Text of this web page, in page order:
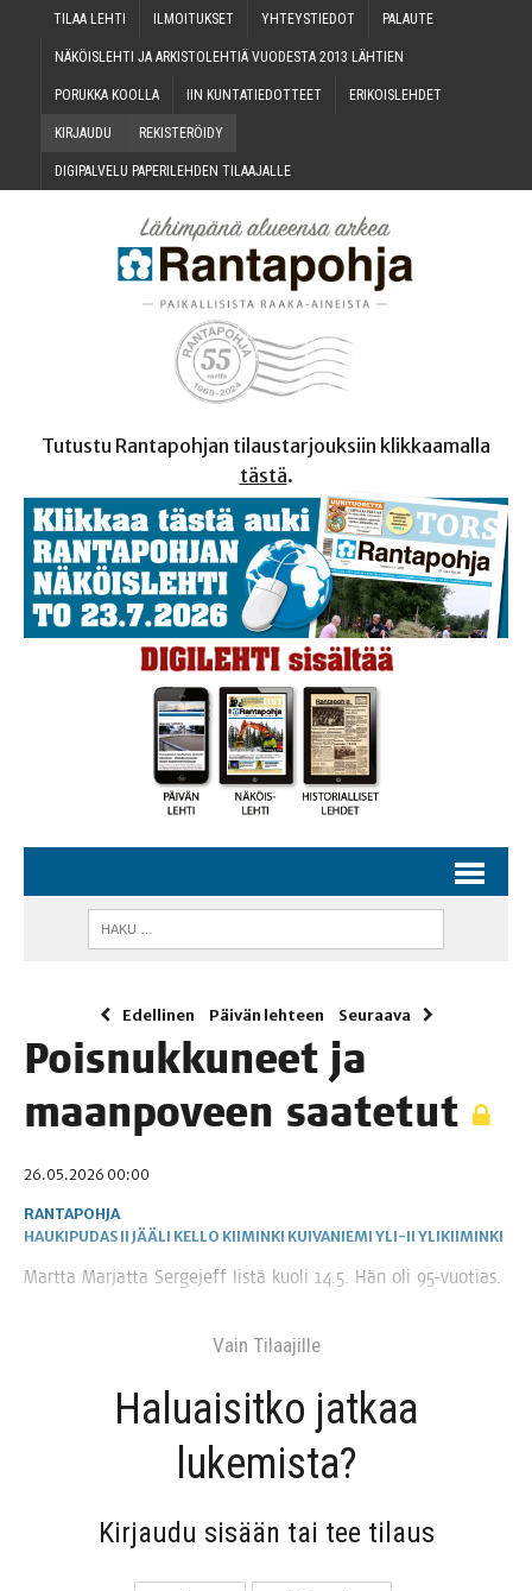
TILAA LEH­TI ILMOI­TUK­SET YHTEYS­TIE­DOT PALAU­TE
NÄKÖIS­LEH­TI JA ARKIS­TO­LEH­TIÄ VUO­DES­TA 2013 LÄHTIEN
PORUK­KA KOOLLA IIN KUN­TA­TIE­DOT­TEET ERI­KOIS­LEH­DET
KIR­JAU­DU REKIS­TE­RÖI­DY
DIGI­PAL­VE­LU PAPE­RI­LEH­DEN TILAAJALLE
Tutustu Rantapohjan tilaustarjouksiin klikkaamalla
tästä.
Edellinen Päivän lehteen Seuraava
Pois­nuk­ku­neet ja
maan­po­veen saatetut
26.05.2026 00:00
RANTAPOHJA
HAUKIPUDAS II JÄÄLI KELLO KIIMINKI KUIVANIEMI YLI-II YLIKIIMINKI
Mart­ta Mar­jat­ta Ser­ge­jeff Iis­tä kuo­li 14.5. Hän oli 95-vuotias.
Vain Tilaa­jil­le
Haluai­sit­ko jat­kaa
lukemista?
Kir­jau­du sisään tai tee tilaus